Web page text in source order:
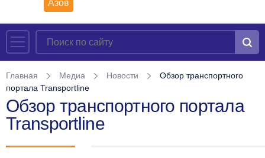
Азов
Главная Медиа Новости
Обзор транспортного
портала Transportline
Обзор транспортного портала
Transportline